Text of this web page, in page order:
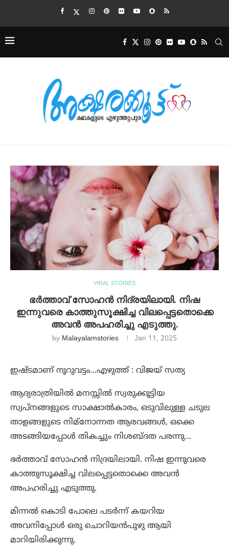
VIRAL STORIES
ഭർത്താവ് സോഹൻ നിദ്രയിലായി. നിഷ
ഇന്നുവരെ കാത്തുസൂക്ഷിച്ച വിലപ്പെട്ടതൊക്കെ
അവൻ അപഹരിച്ചു എടുത്തു.
by Malayalamstories Jan 11, 2025
ഇഷ്ടമാണ് നൂറുവട്ടം…എഴുത്ത് : വിജയ് സത്യ
ആദ്യരാത്രിയിൽ മനസ്സിൽ സ്വരുക്കൂട്ടിയ
സ്വപ്നങ്ങളുടെ സാക്ഷാൽകാരം, ഒടുവിലുള്ള ചടുല
താളങ്ങളുടെ നിമ്നോന്നത ആരവങ്ങൾ, ഒക്കെ
അടങ്ങിയപ്പോൾ തികച്ചും നിശബ്ദത പരന്നു…
ഭർത്താവ് സോഹൻ നിദ്രയിലായി. നിഷ ഇന്നുവരെ
കാത്തുസൂക്ഷിച്ച വിലപ്പെട്ടതൊക്കെ അവൻ
അപഹരിച്ചു എടുത്തു.
മിന്നൽ കൊടി പോലെ പടർന്ന് കയറിയ
അവനിപ്പോൾ ഒരു ചൊറിയൻപുഴു ആയി
മാറിയിരിക്കുന്നു.